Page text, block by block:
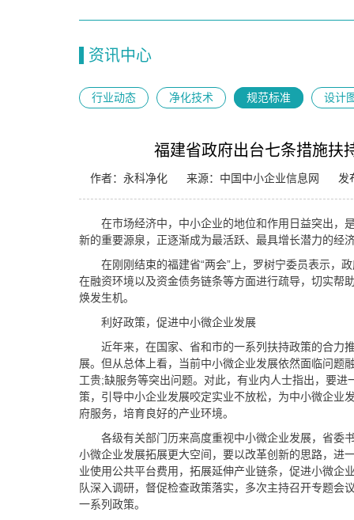
资讯中心
行业动态 净化技术 规范标准 设计
福建省政府出台七条措施扶
作者：永科净化 来源：中国中小企业信息网 发
在市场经济中，中小企业的地位和作用日益突出，
新的重要源泉，正逐渐成为最活跃、最具增长潜力的经
在刚刚结束的福建省“两会”上，罗树宁委员表示，
在融资环境以及资金债务链条等方面进行疏导，切实帮
焕发生机。
利好政策，促进中小微企业发展
近年来，在国家、省和市的一系列扶持政策的合力
展。但从总体上看，当前中小微企业发展依然面临问题
工贵;缺服务等突出问题。对此，有业内人士指出，要进
策，引导中小企业发展咬定实业不放松，为中小微企业
府服务，培育良好的产业环境。
各级有关部门历来高度重视中小微企业发展，省委
小微企业发展拓展更大空间，要以改革创新的思路，进
业使用公共平台费用，拓展延伸产业链条，促进小微企
队深入调研，督促检查政策落实，多次主持召开专题会
一系列政策。